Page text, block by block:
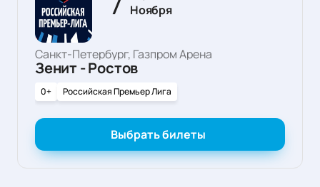
Ноября
Санкт-Петербург, Газпром Арена
Зенит - Ростов
0+ Российская Премьер Лига
Выбрать билеты